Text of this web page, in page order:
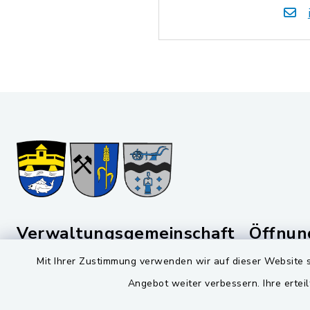
Mit Ihrer Zustimmung verwenden wir auf dieser
Angebot weiter verbessern. Ihre
Verwaltungsgemeinschaft
Montag
08:00-